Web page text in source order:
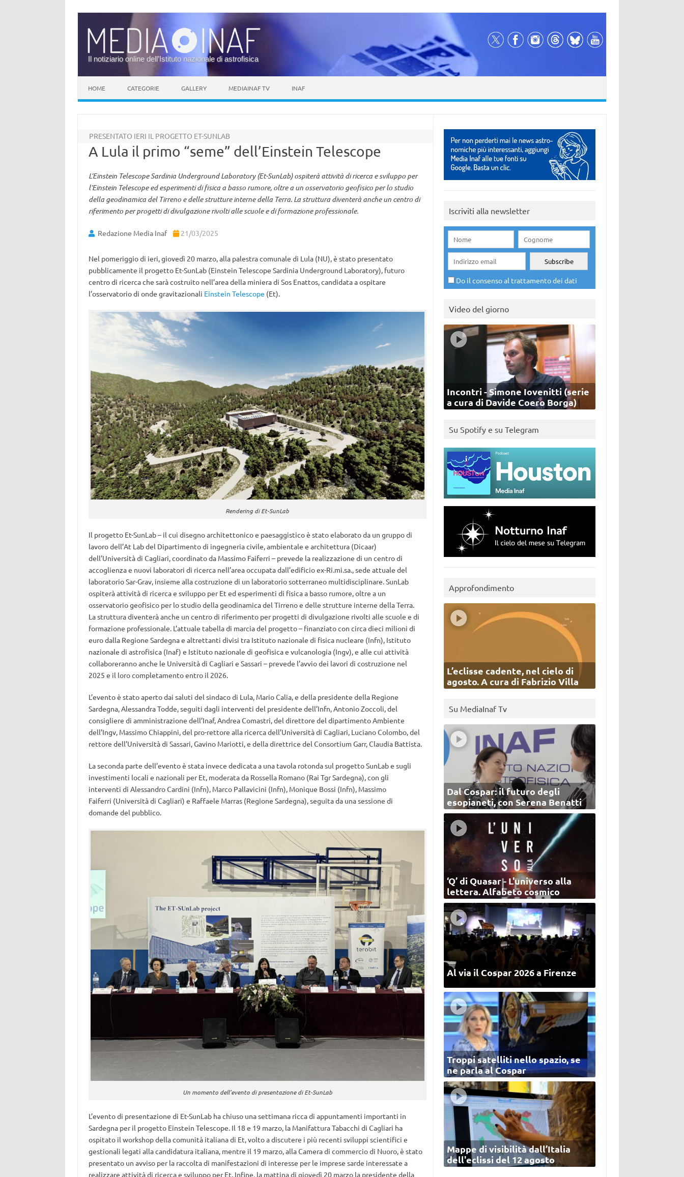
Il notiziario online dell’Istituto nazionale di astrofisica
HOME CATEGORIE GALLERY MEDIAINAF TV INAF
PRESENTATO IERI IL PROGETTO ET-SUNLAB
A Lula il primo “seme” dell’Einstein Telescope
L’Einstein Telescope Sardinia Underground Laboratory (Et-SunLab) ospiterà attività di ricerca e sviluppo per
l’Einstein Telescope ed esperimenti di fisica a basso rumore, oltre a un osservatorio geofisico per lo studio
della geodinamica del Tirreno e delle strutture interne della Terra. La struttura diventerà anche un centro di
riferimento per progetti di divulgazione rivolti alle scuole e di formazione professionale.
Redazione Media Inaf 21/03/2025
Nel pomeriggio di ieri, giovedì 20 marzo, alla palestra comunale di Lula (NU), è stato presentato
pubblicamente il progetto Et-SunLab (Einstein Telescope Sardinia Underground Laboratory), futuro
centro di ricerca che sarà costruito nell’area della miniera di Sos Enattos, candidata a ospitare
l’osservatorio di onde gravitazionali Einstein Telescope (Et).
Rendering di Et-SunLab
Il progetto Et-SunLab – il cui disegno architettonico e paesaggistico è stato elaborato da un gruppo di
lavoro dell’At Lab del Dipartimento di ingegneria civile, ambientale e architettura (Dicaar)
dell’Università di Cagliari, coordinato da Massimo Faiferri – prevede la realizzazione di un centro di
accoglienza e nuovi laboratori di ricerca nell’area occupata dall’edificio ex-Ri.mi.sa., sede attuale del
laboratorio Sar-Grav, insieme alla costruzione di un laboratorio sotterraneo multidisciplinare. SunLab
ospiterà attività di ricerca e sviluppo per Et ed esperimenti di fisica a basso rumore, oltre a un
osservatorio geofisico per lo studio della geodinamica del Tirreno e delle strutture interne della Terra.
La struttura diventerà anche un centro di riferimento per progetti di divulgazione rivolti alle scuole e di
formazione professionale. L’attuale tabella di marcia del progetto – finanziato con circa dieci milioni di
euro dalla Regione Sardegna e altrettanti divisi tra Istituto nazionale di fisica nucleare (Infn), Istituto
nazionale di astrofisica (Inaf) e Istituto nazionale di geofisica e vulcanologia (Ingv), e alle cui attività
collaboreranno anche le Università di Cagliari e Sassari – prevede l’avvio dei lavori di costruzione nel
2025 e il loro completamento entro il 2026.
L’evento è stato aperto dai saluti del sindaco di Lula, Mario Calia, e della presidente della Regione
Sardegna, Alessandra Todde, seguiti dagli interventi del presidente dell’Infn, Antonio Zoccoli, del
consigliere di amministrazione dell’Inaf, Andrea Comastri, del direttore del dipartimento Ambiente
dell’Ingv, Massimo Chiappini, del pro-rettore alla ricerca dell’Università di Cagliari, Luciano Colombo, del
rettore dell’Università di Sassari, Gavino Mariotti, e della direttrice del Consortium Garr, Claudia Battista.
La seconda parte dell’evento è stata invece dedicata a una tavola rotonda sul progetto SunLab e sugli
investimenti locali e nazionali per Et, moderata da Rossella Romano (Rai Tgr Sardegna), con gli
interventi di Alessandro Cardini (Infn), Marco Pallavicini (Infn), Monique Bossi (Infn), Massimo
Faiferri (Università di Cagliari) e Raffaele Marras (Regione Sardegna), seguita da una sessione di
domande del pubblico.
Un momento dell’evento di presentazione di Et-SunLab
L’evento di presentazione di Et-SunLab ha chiuso una settimana ricca di appuntamenti importanti in
Sardegna per il progetto Einstein Telescope. Il 18 e 19 marzo, la Manifattura Tabacchi di Cagliari ha
ospitato il workshop della comunità italiana di Et, volto a discutere i più recenti sviluppi scientifici e
gestionali legati alla candidatura italiana, mentre il 19 marzo, alla Camera di commercio di Nuoro, è stato
presentato un avviso per la raccolta di manifestazioni di interesse per le imprese sarde interessate a
realizzare attività di ricerca e sviluppo per Et. Infine, la mattina di giovedì 20 marzo la presidente della
Iscriviti alla newsletter
Do il consenso al trattamento dei dati
Video del giorno
Incontri - Simone Iovenitti (serie
a cura di Davide Coero Borga)
Su Spotify e su Telegram
Approfondimento
L’eclisse cadente, nel cielo di
agosto. A cura di Fabrizio Villa
Su MediaInaf Tv
Dal Cospar: il futuro degli
esopianeti, con Serena Benatti
‘Q’ di Quasar - L'universo alla
lettera. Alfabeto cosmico
Al via il Cospar 2026 a Firenze
Troppi satelliti nello spazio, se
ne parla al Cospar
Mappe di visibilità dall’Italia
dell'eclissi del 12 agosto